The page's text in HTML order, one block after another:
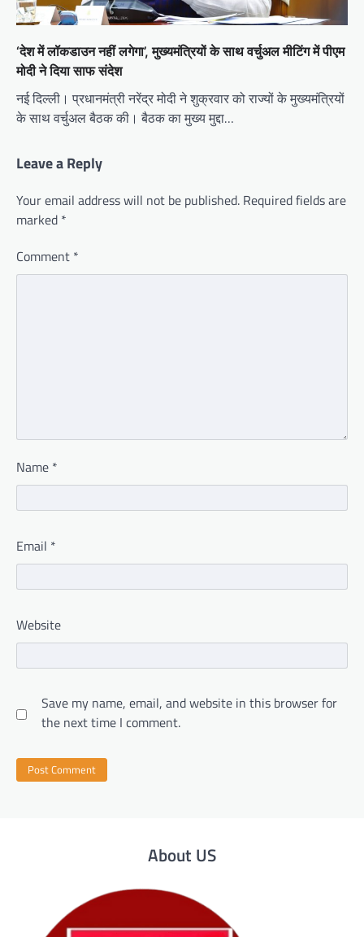
‘देश में लॉकडाउन नहीं लगेगा’, मुख्यमंत्रियों के साथ वर्चुअल मीटिंग में पीएम
मोदी ने दिया साफ संदेश
नई दिल्ली। प्रधानमंत्री नरेंद्र मोदी ने शुक्रवार को राज्यों के मुख्यमंत्रियों
के साथ वर्चुअल बैठक की। बैठक का मुख्य मुद्दा…
Leave a Reply
Your email address will not be published. Required fields are
marked *
Comment *
Name *
Email *
Website
Save my name, email, and website in this browser for
the next time I comment.
About US